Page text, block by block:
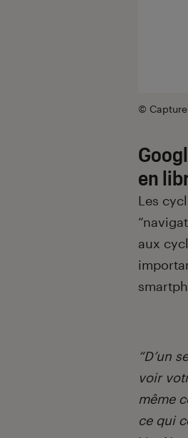
© Capture
en
Les
aux
“D’un
voir
même
ce qui